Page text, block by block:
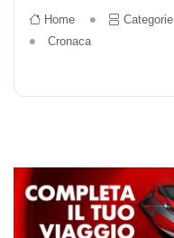
Home Categorie
Cronaca